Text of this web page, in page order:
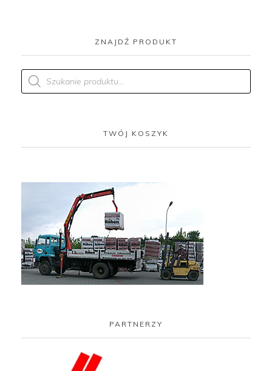
ZNAJDŹ PRODUKT
Products
search
TWÓJ KOSZYK
PARTNERZY